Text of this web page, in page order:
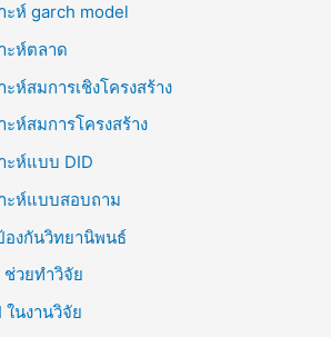
ะห์ garch model
ะห์ตลาด
ะห์สมการเชิงโครงสร้าง
ะห์สมการโครงสร้าง
ะห์แบบ DID
ะห์แบบสอบถาม
องกันวิทยานิพนธ์
ช่วยทำวิจัย
ในงานวิจัย